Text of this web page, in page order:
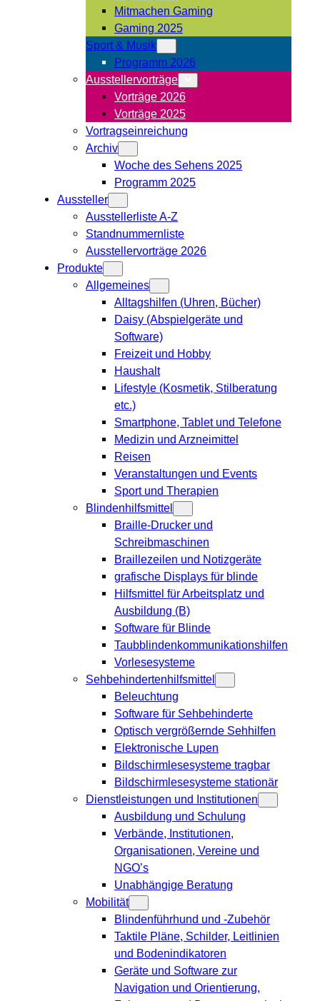
Mitmachen Gaming
Gaming 2025
Sport & Musik
Programm 2026
Ausstellervorträge
Vorträge 2026
Vorträge 2025
Vortragseinreichung
Archiv
Woche des Sehens 2025
Programm 2025
Aussteller
Ausstellerliste A-Z
Standnummernliste
Ausstellervorträge 2026
Produkte
Allgemeines
Alltagshilfen (Uhren, Bücher)
Daisy (Abspielgeräte und
Software)
Freizeit und Hobby
Haushalt
Lifestyle (Kosmetik, Stilberatung
etc.)
Smartphone, Tablet und Telefone
Medizin und Arzneimittel
Reisen
Veranstaltungen und Events
Sport und Therapien
Blindenhilfsmittel
Braille-Drucker und
Schreibmaschinen
Braillezeilen und Notizgeräte
grafische Displays für blinde
Hilfsmittel für Arbeitsplatz und
Ausbildung (B)
Software für Blinde
Taubblindenkommunikationshilfen
Vorlesesysteme
Sehbehindertenhilfsmittel
Beleuchtung
Software für Sehbehinderte
Optisch vergrößernde Sehhilfen
Elektronische Lupen
Bildschirmlesesysteme tragbar
Bildschirmlesesysteme stationär
Dienstleistungen und Institutionen
Ausbildung und Schulung
Verbände, Institutionen,
Organisationen, Vereine und
NGO’s
Unabhängige Beratung
Mobilität
Blindenführhund und -Zubehör
Taktile Pläne, Schilder, Leitlinien
und Bodenindikatoren
Geräte und Software zur
Navigation und Orientierung,